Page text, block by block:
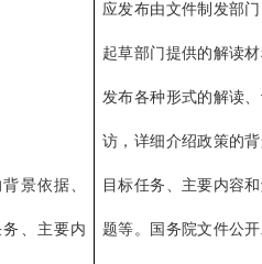
景依据、
务、主要内
应发布由文件制发部
起草部门提供的解读
发布各种形式的解读
访，详细介绍政策的
目标任务、主要内容
题等。国务院文件公